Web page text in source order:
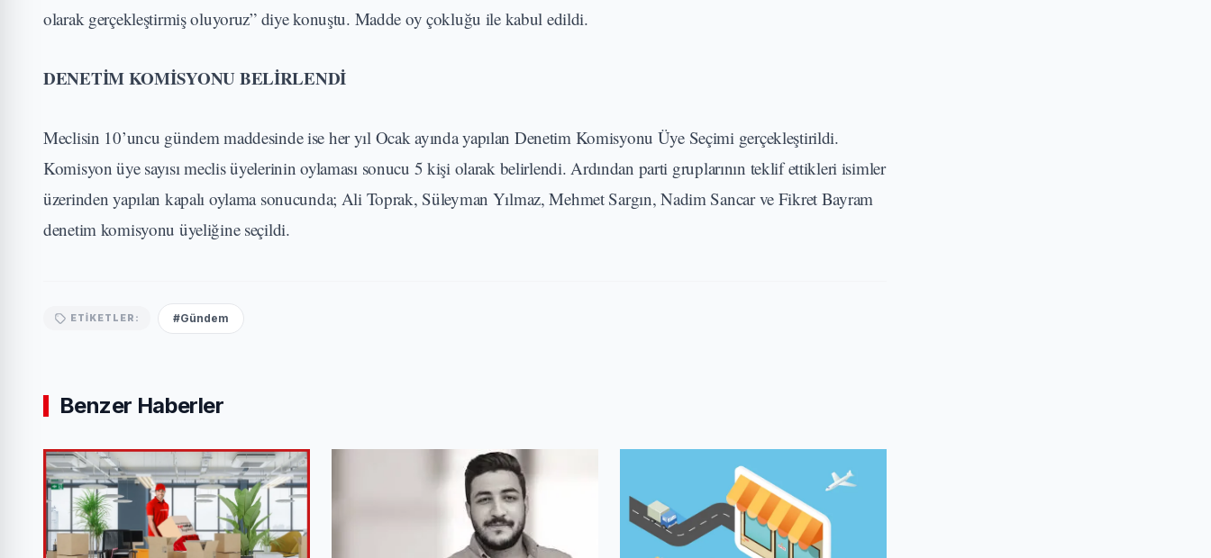
olarak gerçekleştirmiş oluyoruz” diye konuştu. Madde oy çokluğu ile kabul edildi.
DENETİM KOMİSYONU BELİRLENDİ
Meclisin 10’uncu gündem maddesinde ise her yıl Ocak ayında yapılan Denetim Komisyonu Üye Seçimi gerçekleştirildi.
Komisyon üye sayısı meclis üyelerinin oylaması sonucu 5 kişi olarak belirlendi. Ardından parti gruplarının teklif ettikleri isimler
üzerinden yapılan kapalı oylama sonucunda; Ali Toprak, Süleyman Yılmaz, Mehmet Sargın, Nadim Sancar ve Fikret Bayram
denetim komisyonu üyeliğine seçildi.
ETIKETLER: #Gündem
Benzer Haberler